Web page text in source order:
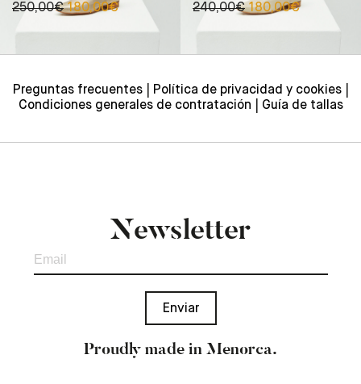
250,00€ 180,00€
240,00€ 180,00€
Preguntas frecuentes
Política de privacidad y cookies
Condiciones generales de contratación
Guía de tallas
Newsletter
Proudly made in Menorca.